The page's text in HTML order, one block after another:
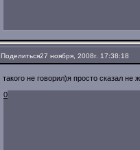
Поделиться27 ноября, 2008г. 17:38:18
такого не говорил)я просто сказал не
0